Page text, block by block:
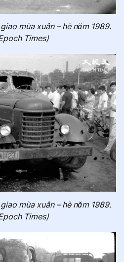
mùa xuân – hè năm 1989.
Times)
mùa xuân – hè năm 1989.
Times)